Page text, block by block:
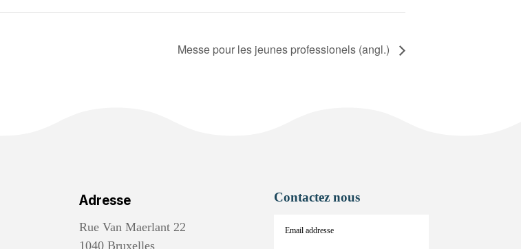
Messe pour les jeunes professionels (angl.)
Adresse
Rue Van Maerlant 22
1040 Bruxelles
Contactez nous